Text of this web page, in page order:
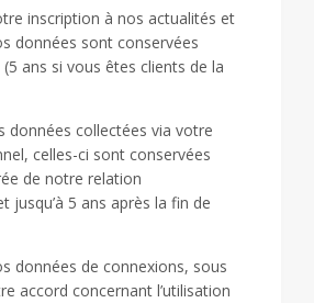
inscription à nos actualités et
données sont conservées
ans si vous êtes clients de la
données collectées via votre
celles-ci sont conservées
de notre relation
jusqu’à 5 ans après la fin de
données de connexions, sous
accord concernant l’utilisation